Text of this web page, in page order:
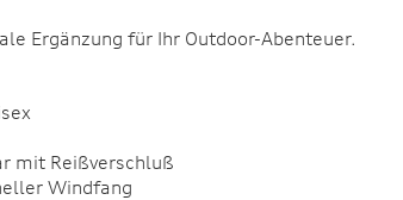
Ergänzung für Ihr Outdoor-Abenteuer.
mit Reißverschluß
Windfang